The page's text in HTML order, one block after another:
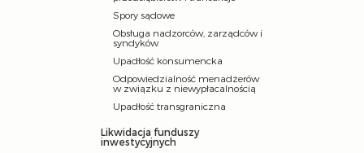
Spory sądowe
Obsługa nadzorców, zarządców i
syndyków
Upadłość konsumencka
Odpowiedzialność menadżerów
w związku z niewypłacalnością
Upadłość transgraniczna
Likwidacja funduszy
inwestycyjnych